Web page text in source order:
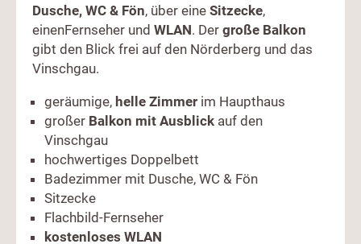
Dusche, WC & Fön, über eine Sitzecke,
einenFernseher und WLAN. Der große Balkon
gibt den Blick frei auf den Nörderberg und das
Vinschgau.
geräumige, helle Zimmer im Haupthaus
großer Balkon mit Ausblick auf den
Vinschgau
hochwertiges Doppelbett
Badezimmer mit Dusche, WC & Fön
Sitzecke
Flachbild-Fernseher
kostenloses WLAN